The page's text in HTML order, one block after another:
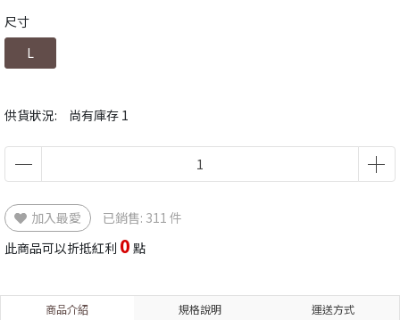
供貨狀況: 尚有庫存 1
尺寸
L
加入最愛
已銷售: 311 件
此商品可以折抵紅利 0 點
商品介紹 規格說明 運送方式